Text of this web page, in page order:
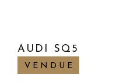
AUDI SQ5
VENDUE